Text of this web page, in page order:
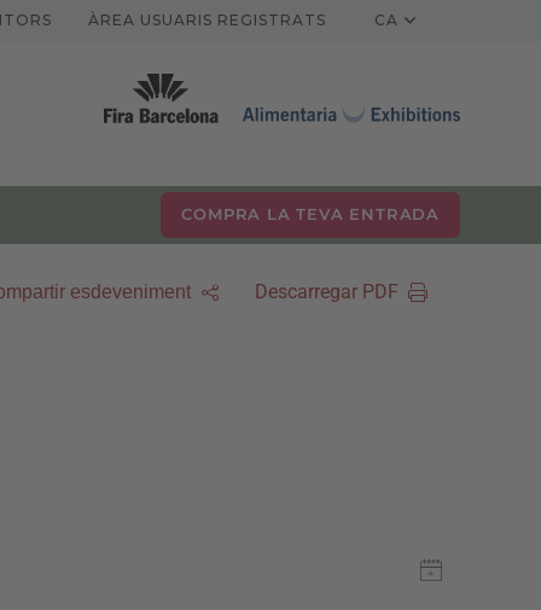
ÀREA USUARIS REGISTRATS CA
COMPRA LA TEVA ENTRADA
esdeveniment Descarregar PDF